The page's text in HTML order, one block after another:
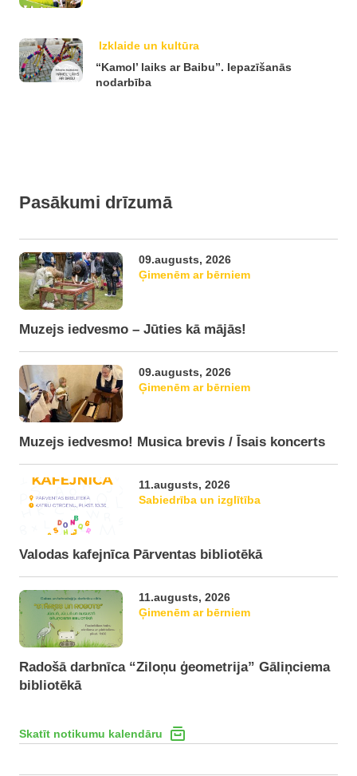
Izklaide un kultūra
“Kamol’ laiks ar Baibu”. Iepazīšanās
nodarbība
Pasākumi drīzumā
09.augusts, 2026
Ģimenēm ar bērniem
Muzejs iedvesmo – Jūties kā mājās!
09.augusts, 2026
Ģimenēm ar bērniem
Muzejs iedvesmo! Musica brevis / Īsais koncerts
11.augusts, 2026
Sabiedrība un izglītība
Valodas kafejnīca Pārventas bibliotēkā
11.augusts, 2026
Ģimenēm ar bērniem
Radošā darbnīca “Ziloņu ģeometrija” Gāliņciema
bibliotēkā
Skatīt notikumu kalendāru